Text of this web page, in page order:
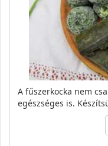
A fűszerkocka nem
egészséges is.